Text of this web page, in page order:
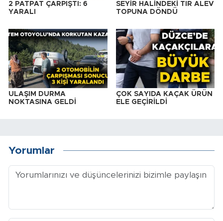
2 PATPAT ÇARPIŞTI: 6
YARALI
SEYİR HALİNDEKİ TIR ALEV
TOPUNA DÖNDÜ
ULAŞIM DURMA
NOKTASINA GELDİ
ÇOK SAYIDA KAÇAK ÜRÜN
ELE GEÇİRİLDİ
Yorumlar